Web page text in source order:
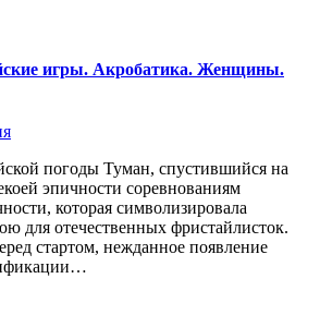
игры. Акробатика. Женщины.
погоды Туман, спустившийся на
эпичности соревнованиям
которая символизировала
отечественных фристайлисток.
стартом, нежданное появление